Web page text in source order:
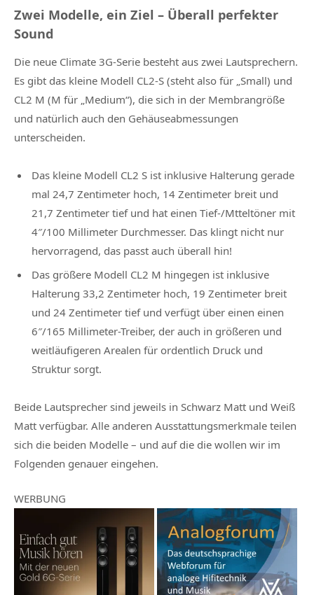
Zwei Modelle, ein Ziel – Überall perfekter
Sound
Die neue Climate 3G-Serie besteht aus zwei Lautsprechern.
Es gibt das kleine Modell CL2-S (steht also für „Small) und
CL2 M (M für „Medium“), die sich in der Membrangröße
und natürlich auch den Gehäuseabmessungen
unterscheiden.
Das kleine Modell CL2 S ist inklusive Halterung gerade
mal 24,7 Zentimeter hoch, 14 Zentimeter breit und
21,7 Zentimeter tief und hat einen Tief-/Mtteltöner mit
4″/100 Millimeter Durchmesser. Das klingt nicht nur
hervorragend, das passt auch überall hin!
Das größere Modell CL2 M hingegen ist inklusive
Halterung 33,2 Zentimeter hoch, 19 Zentimeter breit
und 24 Zentimeter tief und verfügt über einen einen
6″/165 Millimeter-Treiber, der auch in größeren und
weitläufigeren Arealen für ordentlich Druck und
Struktur sorgt.
Beide Lautsprecher sind jeweils in Schwarz Matt und Weiß
Matt verfügbar. Alle anderen Ausstattungsmerkmale teilen
sich die beiden Modelle – und auf die die wollen wir im
Folgenden genauer eingehen.
WERBUNG